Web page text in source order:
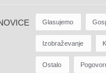
Glasujemo
Izobraževanje
Ostalo